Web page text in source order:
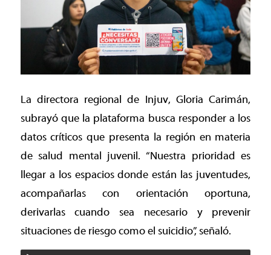
La directora regional de Injuv, Gloria Carimán,
subrayó que la plataforma busca responder a los
datos críticos que presenta la región en materia
de salud mental juvenil. “Nuestra prioridad es
llegar a los espacios donde están las juventudes,
acompañarlas con orientación oportuna,
derivarlas cuando sea necesario y prevenir
situaciones de riesgo como el suicidio”, señaló.